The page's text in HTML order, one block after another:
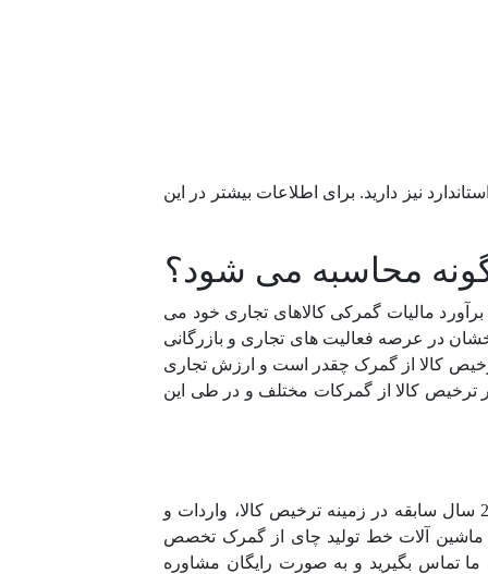
نیز دارید. برای اطلاعات بیشتر در این
محاسبه می شود؟
مالیات گمرکی کالاهای تجاری خود می
در عرصه فعالیت های تجاری و بازرگانی
کالا از گمرک چقدر است و ارزش تجاری
ترخیص کالا از گمرکات مختلف و در طی این
ترخیص ماشین آلات خط تولید چای از گمرک توسط شرکت سلطان یاقوت انجام می شود. این شرکت با بیش از 20 سال سابقه در زمینه ترخیص کالا، واردات و
ماشین آلات خط تولید چای از گمرک تخصص
تماس بگیرید و به صورت رایگان مشاوره